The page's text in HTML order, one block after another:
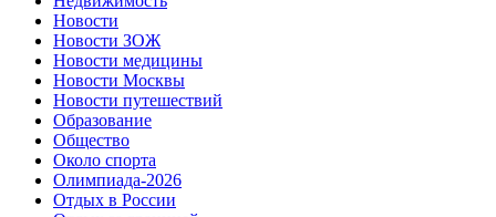
Новости
Новости ЗОЖ
Новости медицины
Новости Москвы
Новости путешествий
Образование
Общество
Около спорта
Олимпиада-2026
Отдых в России